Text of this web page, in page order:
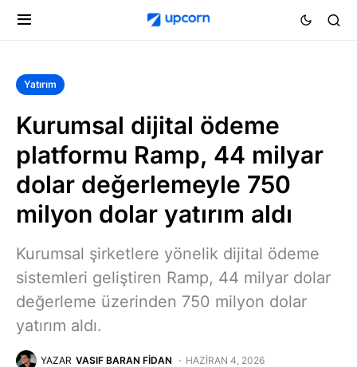
Yatırım
Kurumsal dijital ödeme
platformu Ramp, 44 milyar
dolar değerlemeyle 750
milyon dolar yatırım aldı
Kurumsal şirketlere yönelik dijital ödeme
sistemleri geliştiren Ramp, 44 milyar dolar
değerleme üzerinden 750 milyon dolar
yatırım aldı.
YAZAR VASIF BARAN FIDAN HAZIRAN 4, 2026